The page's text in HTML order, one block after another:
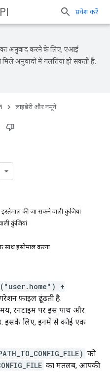
प्रवेश करें
का अनुवाद करने के लिए, एआई
अनुवादों में गलतियां हो सकती हैं.
लाइब्रेरी और नमूने
की जा सकने वाली कुंजियां
कुंजियां
इस्तेमाल करना
+
फ़ाइल ढूंढती है.
रनटाइम पर इस पाथ और
इसके लिए, इनमें से कोई एक
को
का मतलब, आपकी